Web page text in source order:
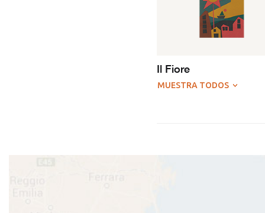
Il Fiore
MUESTRA TODOS